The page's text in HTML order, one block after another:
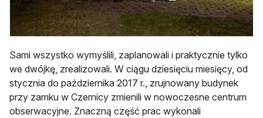
Sami wszystko wymyślili, zaplanowali i praktycznie tylko
we dwójkę, zrealizowali. W ciągu dziesięciu miesięcy, od
stycznia do października 2017 r., zrujnowany budynek
przy zamku w Czernicy zmienili w nowoczesne centrum
obserwacyjne. Znaczną część prac wykonali